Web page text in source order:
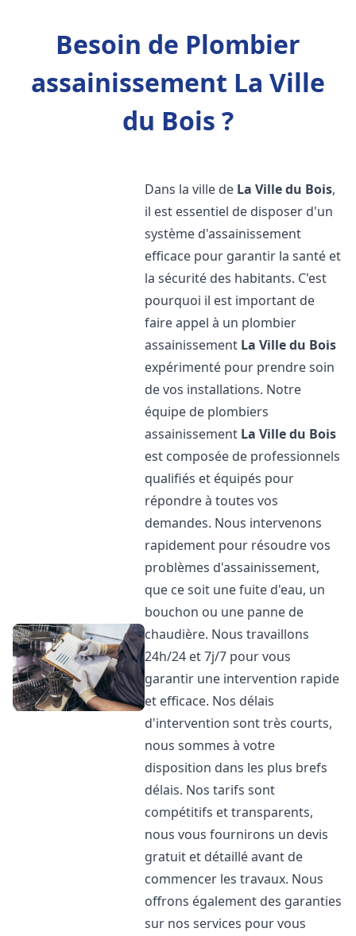
Besoin de Plombier
assainissement La Ville
du Bois ?
Dans la ville de La Ville du Bois,
il est essentiel de disposer d'un
système d'assainissement
efficace pour garantir la santé et
la sécurité des habitants. C'est
pourquoi il est important de
faire appel à un plombier
assainissement La Ville du Bois
expérimenté pour prendre soin
de vos installations. Notre
équipe de plombiers
assainissement La Ville du Bois
est composée de professionnels
qualifiés et équipés pour
répondre à toutes vos
demandes. Nous intervenons
rapidement pour résoudre vos
problèmes d'assainissement,
que ce soit une fuite d'eau, un
bouchon ou une panne de
chaudière. Nous travaillons
24h/24 et 7j/7 pour vous
garantir une intervention rapide
et efficace. Nos délais
d'intervention sont très courts,
nous sommes à votre
disposition dans les plus brefs
délais. Nos tarifs sont
compétitifs et transparents,
nous vous fournirons un devis
gratuit et détaillé avant de
commencer les travaux. Nous
offrons également des garanties
sur nos services pour vous